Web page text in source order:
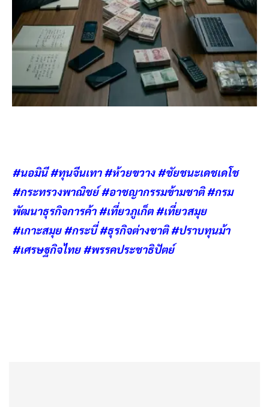
#นอมินี #ทุนจีนเทา #ห้วยขวาง #ชัยชนะเดชเดโช
#กระทรวงพาณิชย์ #อาชญากรรมข้ามชาติ #กรม
พัฒนาธุรกิจการค้า #เที่ยวภูเก็ต #เที่ยวสมุย
#เกาะสมุย #กระบี่ #ธุรกิจต่างชาติ #ปราบทุนม้า
#เศรษฐกิจไทย #พรรคประชาธิปัตย์